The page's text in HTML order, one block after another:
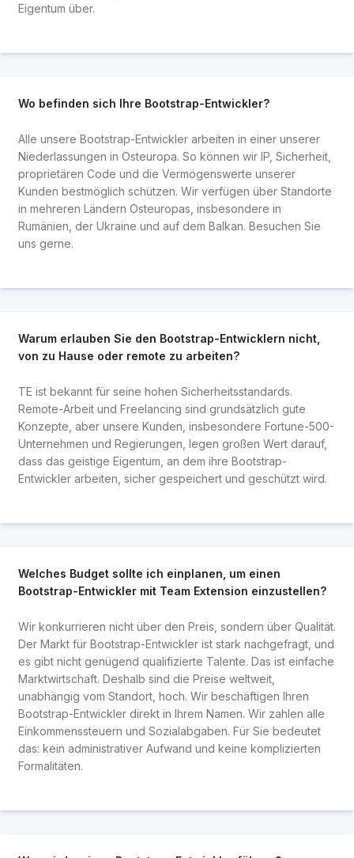
Eigentum über.
Wo befinden sich Ihre Bootstrap-Entwickler?
Alle unsere Bootstrap-Entwickler arbeiten in einer unserer
Niederlassungen in Osteuropa. So können wir IP, Sicherheit,
proprietären Code und die Vermögenswerte unserer
Kunden bestmöglich schützen. Wir verfügen über Standorte
in mehreren Ländern Osteuropas, insbesondere in
Rumänien, der Ukraine und auf dem Balkan. Besuchen Sie
uns gerne.
Warum erlauben Sie den Bootstrap-Entwicklern nicht,
von zu Hause oder remote zu arbeiten?
TE ist bekannt für seine hohen Sicherheitsstandards.
Remote-Arbeit und Freelancing sind grundsätzlich gute
Konzepte, aber unsere Kunden, insbesondere Fortune-500-
Unternehmen und Regierungen, legen großen Wert darauf,
dass das geistige Eigentum, an dem ihre Bootstrap-
Entwickler arbeiten, sicher gespeichert und geschützt wird.
Welches Budget sollte ich einplanen, um einen
Bootstrap-Entwickler mit Team Extension einzustellen?
Wir konkurrieren nicht über den Preis, sondern über Qualität.
Der Markt für Bootstrap-Entwickler ist stark nachgefragt, und
es gibt nicht genügend qualifizierte Talente. Das ist einfache
Marktwirtschaft. Deshalb sind die Preise weltweit,
unabhängig vom Standort, hoch. Wir beschäftigen Ihren
Bootstrap-Entwickler direkt in Ihrem Namen. Wir zahlen alle
Einkommenssteuern und Sozialabgaben. Für Sie bedeutet
das: kein administrativer Aufwand und keine komplizierten
Formalitäten.